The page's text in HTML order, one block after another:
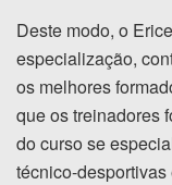
Deste modo, o
especialização,
os melhores
que os treinadores
do curso se
técnico-